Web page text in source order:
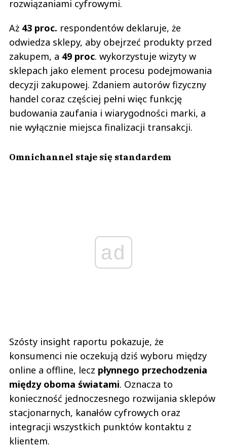
rozwiązaniami cyfrowymi.
Aż 43 proc. respondentów deklaruje, że
odwiedza sklepy, aby obejrzeć produkty przed
zakupem, a 49 proc. wykorzystuje wizyty w
sklepach jako element procesu podejmowania
decyzji zakupowej. Zdaniem autorów fizyczny
handel coraz częściej pełni więc funkcję
budowania zaufania i wiarygodności marki, a
nie wyłącznie miejsca finalizacji transakcji.
Omnichannel staje się standardem
ad
Szósty insight raportu pokazuje, że
konsumenci nie oczekują dziś wyboru między
online a offline, lecz płynnego przechodzenia
między oboma światami. Oznacza to
konieczność jednoczesnego rozwijania sklepów
stacjonarnych, kanałów cyfrowych oraz
integracji wszystkich punktów kontaktu z
klientem.